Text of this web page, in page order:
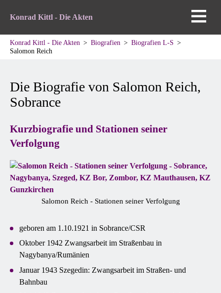
Konrad Kittl - Die Akten
Konrad Kittl - Die Akten Biografien
Biografien L-S
Salomon Reich
Die Biografie von Salomon Reich,
Sobrance
Kurzbiografie und Stationen seiner
Verfolgung
Salomon Reich - Stationen seiner Verfolgung
geboren am 1.10.1921 in Sobrance/CSR
Oktober 1942 Zwangsarbeit im Straßenbau in
Nagybanya/Rumänien
Januar 1943 Szegedin: Zwangsarbeit im Straßen- und
Bahnbau